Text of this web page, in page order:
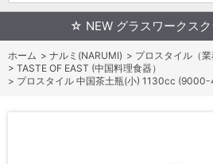
☆ NEW グラスワークス
ホーム > ナルミ(NARUMI) > プロスタイル（業
> TASTE OF EAST (中国料理食器）
> プロスタイル 中国茶土瓶(小) 1130cc